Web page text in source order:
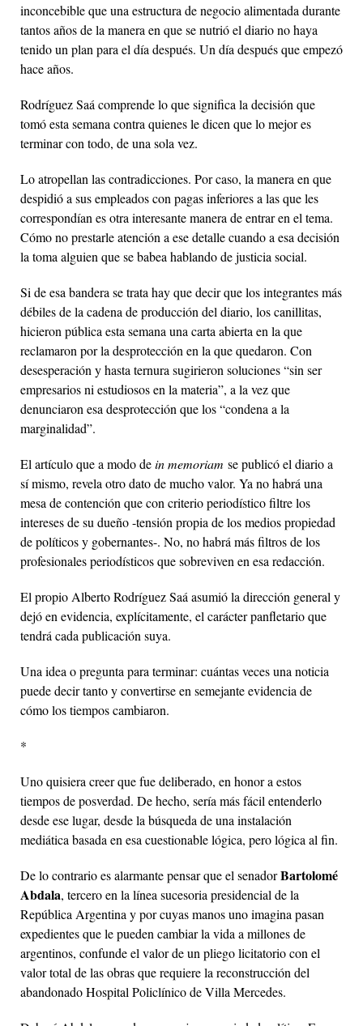
inconcebible que una estructura de negocio alimentada durante
tantos años de la manera en que se nutrió el diario no haya
tenido un plan para el día después. Un día después que empezó
hace años.
Rodríguez Saá comprende lo que significa la decisión que
tomó esta semana contra quienes le dicen que lo mejor es
terminar con todo, de una sola vez.
Lo atropellan las contradicciones. Por caso, la manera en que
despidió a sus empleados con pagas inferiores a las que les
correspondían es otra interesante manera de entrar en el tema.
Cómo no prestarle atención a ese detalle cuando a esa decisión
la toma alguien que se babea hablando de justicia social.
Si de esa bandera se trata hay que decir que los integrantes más
débiles de la cadena de producción del diario, los canillitas,
hicieron pública esta semana una carta abierta en la que
reclamaron por la desprotección en la que quedaron. Con
desesperación y hasta ternura sugirieron soluciones “sin ser
empresarios ni estudiosos en la materia”, a la vez que
denunciaron esa desprotección que los “condena a la
marginalidad”.
El artículo que a modo dein memoriam se publicó el diario a
sí mismo, revela otro dato de mucho valor. Ya no habrá una
mesa de contención que con criterio periodístico filtre los
intereses de su dueño -tensión propia de los medios propiedad
de políticos y gobernantes-. No, no habrá más filtros de los
profesionales periodísticos que sobreviven en esa redacción.
El propio Alberto Rodríguez Saá asumió la dirección general y
dejó en evidencia, explícitamente, el carácter panfletario que
tendrá cada publicación suya.
Una idea o pregunta para terminar: cuántas veces una noticia
puede decir tanto y convertirse en semejante evidencia de
cómo los tiempos cambiaron.
*
Uno quisiera creer que fue deliberado, en honor a estos
tiempos de posverdad. De hecho, sería más fácil entenderlo
desde ese lugar, desde la búsqueda de una instalación
mediática basada en esa cuestionable lógica, pero lógica al fin.
De lo contrario es alarmante pensar que el senadorBartolomé
Abdala, tercero en la línea sucesoria presidencial de la
República Argentina y por cuyas manos uno imagina pasan
expedientes que le pueden cambiar la vida a millones de
argentinos, confunde el valor de un pliego licitatorio con el
valor total de las obras que requiere la reconstrucción del
abandonado Hospital Policlínico de Villa Mercedes.